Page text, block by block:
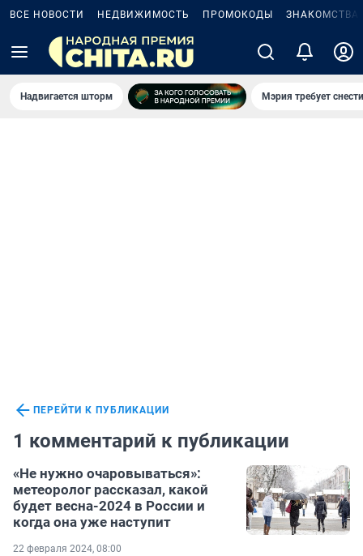
ВСЕ НОВОСТИ НЕДВИЖИМОСТЬ ПРОМОКОДЫ ЗНАКОМСТВА
Надвигается шторм Мэрия требует
ПЕРЕЙТИ К ПУБЛИКАЦИИ
1 комментарий к публикации
«Не нужно очаровываться»:
метеоролог рассказал, какой
будет весна-2024 в России и
когда она уже наступит
22 февраля 2024, 08:00